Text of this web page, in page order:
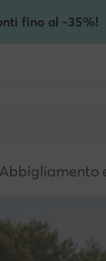
fino al -35%!
Abbigliamento